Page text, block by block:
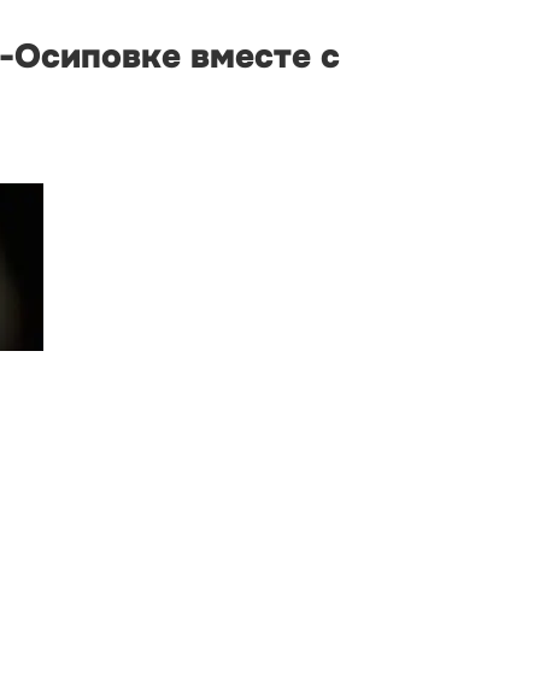
Осиповке вместе с